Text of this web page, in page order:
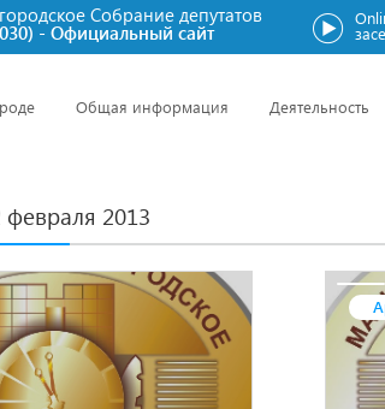
Cобрание депутатов
- Официальный сайт
Общая информация Деятельность
февраля 2013